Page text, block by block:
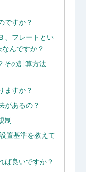
ですか？
、フレートとい
んですか？
その計算方法
ますか？
があるの？
制
置基準を教えて
ば良いですか？